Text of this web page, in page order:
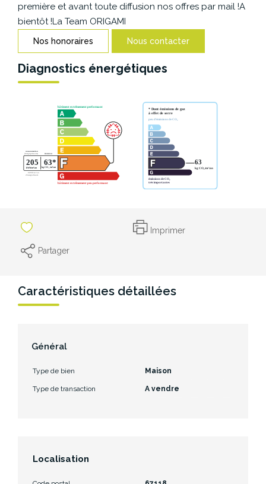
CONTACT
première et avant toute diffusion nos offres par mail !A
bientôt !La Team ORIGAMI
Nos honoraires Nous contacter
Diagnostics énergétiques
Imprimer
Partager
Caractéristiques détaillées
Général
Type de bien Maison
Type de transaction A vendre
Localisation